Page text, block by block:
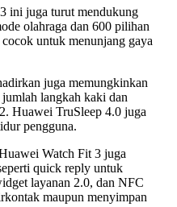
ini juga turut mendukung
olahraga dan 600 pilihan
untuk menunjang gaya
juga memungkinkan
langkah kaki dan
Huawei TruSleep 4.0 juga
pengguna.
Watch Fit 3 juga
quick reply untuk
layanan 2.0, dan NFC
maupun menyimpan